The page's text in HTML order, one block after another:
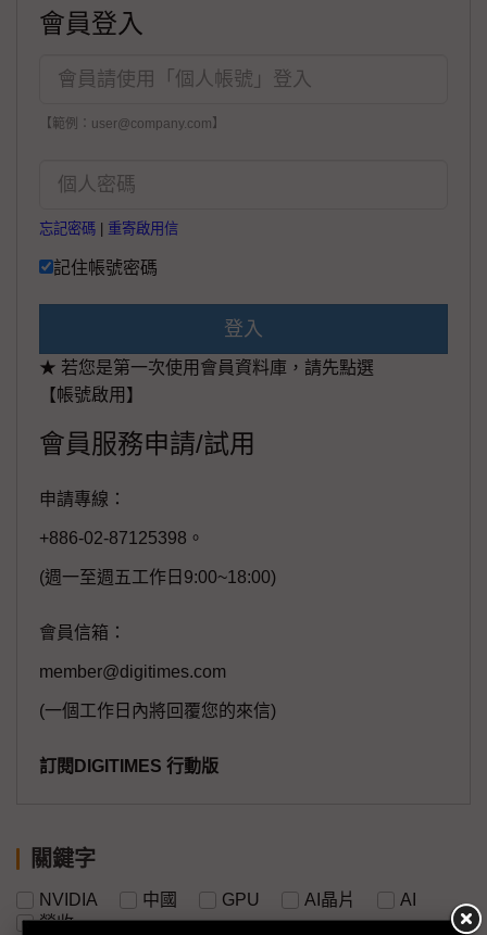
會員登入
【範例：user@company.com】
忘記密碼 重寄啟用信
記住帳號密碼
登入
★ 若您是第一次使用會員資料庫，請先點選
【帳號啟用】
會員服務申請/試用
申請專線：
+886-02-87125398。
(週一至週五工作日9:00~18:00)
會員信箱：
member@digitimes.com
(一個工作日內將回覆您的來信)
訂閱DIGITIMES 行動版
關鍵字
NVIDIA 中國 GPU AI晶片
AI
營收